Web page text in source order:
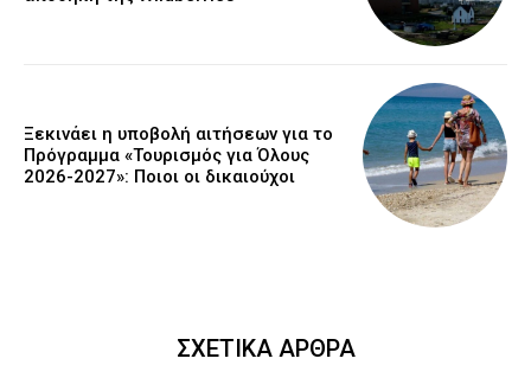
Ξεκινάει η υποβολή αιτήσεων για το
Πρόγραμμα «Τουρισμός για Όλους
2026-2027»: Ποιοι οι δικαιούχοι
ΣΧΕΤΙΚΑ ΑΡΘΡΑ